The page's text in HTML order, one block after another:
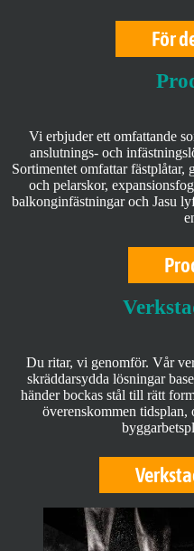
För
Vi erbjuder ett omfattande
anslutnings- och
Sortimentet omfattar fästplåtar,
och pelarskor,
balkonginfästningar och Jasu
Du ritar, vi genomför. Vår
skräddarsydda lösningar
händer bockas stål till rätt
överenskommen